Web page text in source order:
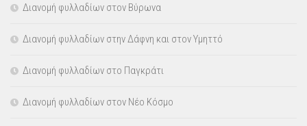
Διανομή φυλλαδίων στον Βύρωνα
Διανομή φυλλαδίων στην Δάφνη και στον Υμηττό
Διανομή φυλλαδίων στο Παγκράτι
Διανομή φυλλαδίων στον Νέο Κόσμο